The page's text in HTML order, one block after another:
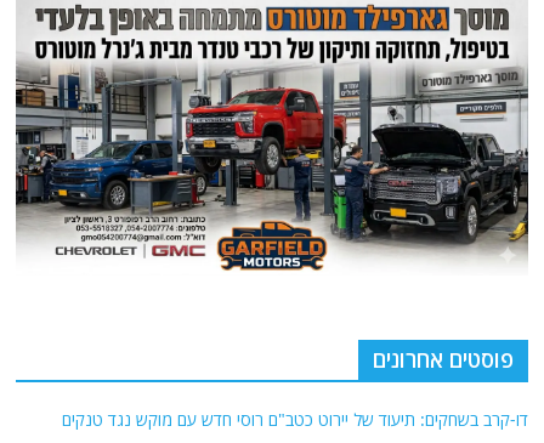
פוסטים אחרונים
דו-קרב בשחקים: תיעוד של יירוט כטב"ם רוסי חדש עם מוקש נגד טנקים